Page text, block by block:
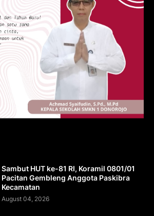
Sambut HUT ke-81 RI, Koramil 0801/01
Pacitan Gembleng Anggota Paskibra
Kecamatan
August 04, 2026